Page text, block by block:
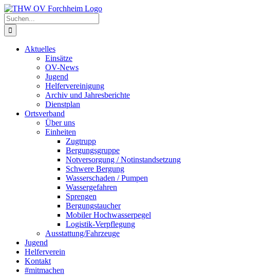
Zum
Inhalt
springen
Facebook
Instagram
YouTube
Suche
nach:
Aktuelles
Einsätze
OV-News
Jugend
Helfervereinigung
Archiv und Jahresberichte
Dienstplan
Ortsverband
Über uns
Einheiten
Zugtrupp
Bergungsgruppe
Notversorgung / Notinstandsetzung
Schwere Bergung
Wasserschaden / Pumpen
Wassergefahren
Sprengen
Bergungstaucher
Mobiler Hochwasserpegel
Logistik-Verpflegung
Ausstattung/Fahrzeuge
Jugend
Helferverein
Kontakt
#mitmachen